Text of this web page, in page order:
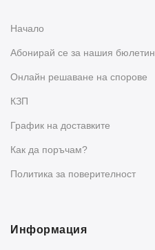
Начало
Абонирай се за нашия бюлетин
Oнлайн решаване на спорове
КЗП
График на доставките
Как да поръчам?
Политика за поверителност
Информация